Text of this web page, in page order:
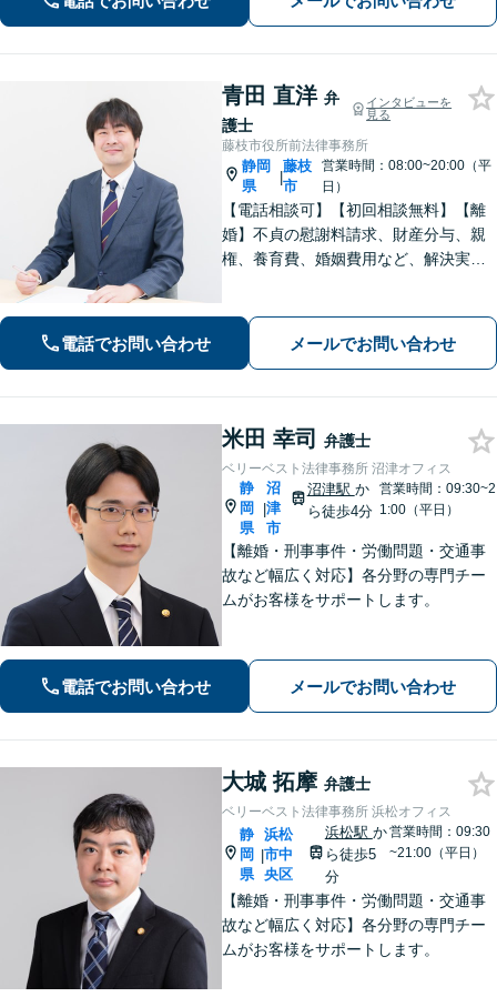
青田 直洋 弁
護士
インタビューを
見る
藤枝市役所前法律事務所
静岡
県
|
藤枝
市
営業時間：08:00~20:00（平
日）
【電話相談可】【初回相談無料】【離
婚】不貞の慰謝料請求、財産分与、親
権、養育費、婚姻費用など、解決実績
ションを取りながらお話を進めてまい
ります【法テラス利用可】【藤枝市役
電話でお問い合わせ メールでお問い合わせ
米田 幸司 弁護士
ベリーベスト法律事務所 沼津オフィス
静
岡
県
|
沼
津
市
沼津駅 か
ら徒歩4分
営業時間：09:30~2
1:00（平日）
【離婚・刑事事件・労働問題・交通事
故など幅広く対応】各分野の専門チー
ムがお客様をサポートします。
電話でお問い合わせ メールでお問い合わせ
大城 拓摩 弁護士
ベリーベスト法律事務所 浜松オフィス
静
岡
県
|
浜松
市中
央区
浜松駅 か
ら徒歩5
分
営業時間：09:30
~21:00（平日）
【離婚・刑事事件・労働問題・交通事
故など幅広く対応】各分野の専門チー
ムがお客様をサポートします。